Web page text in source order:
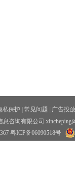
私保护 | 常见问题 | 广告投放
咨询有限公司
粤ICP备06090518号